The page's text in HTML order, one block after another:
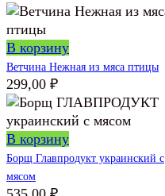
В корзину
Ветчина Нежная из мяса птицы
299,00 ₽
В корзину
Борщ Главпродукт украинский с
мясом